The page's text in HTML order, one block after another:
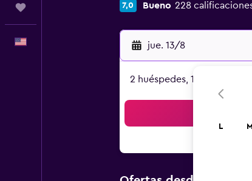
7,0 Bueno 228
jue. 13/8
2 huéspedes, 1 habitación
L M